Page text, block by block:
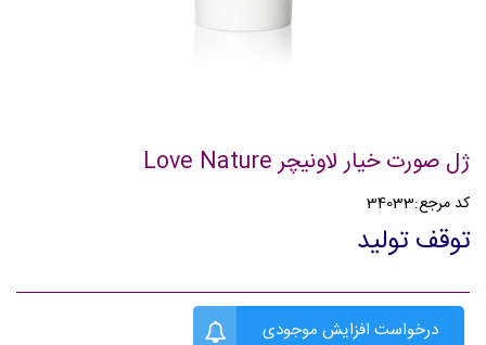
ژل صورت خیار لاونیچر Love Nature
کد مرجع:34033
توقف تولید
درخواست افزایش موجودی